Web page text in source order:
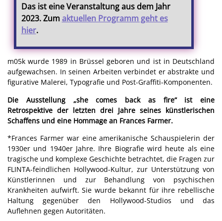
Das ist eine Veranstaltung aus dem Jahr
2023. Zumaktuellen Programm geht es
hier.
m05k wurde 1989 in Brüssel geboren und ist in Deutschland
aufgewachsen. In seinen Arbeiten verbindet er abstrakte und
figurative Malerei, Typografie und Post-Graffiti-Komponenten.
Die Ausstellung „she comes back as fire“ ist eine
Retrospektive der letzten drei Jahre seines künstlerischen
Schaffens und eine Hommage an Frances Farmer.
*Frances Farmer war eine amerikanische Schauspielerin der
1930er und 1940er Jahre. Ihre Biografie wird heute als eine
tragische und komplexe Geschichte betrachtet, die Fragen zur
FLINTA-feindlichen Hollywood-Kultur, zur Unterstützung von
Künstlerinnen und zur Behandlung von psychischen
Krankheiten aufwirft. Sie wurde bekannt für ihre rebellische
Haltung gegenüber den Hollywood-Studios und das
Auflehnen gegen Autoritäten.